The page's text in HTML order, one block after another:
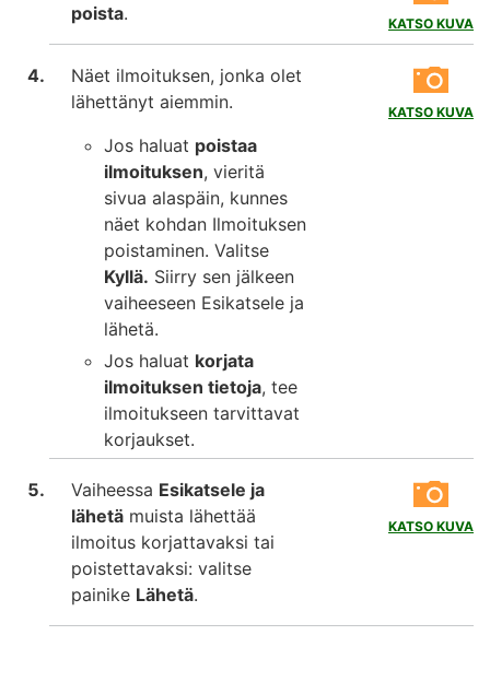
KATSO KUVA
poista.
KATSO KUVA
Näet ilmoituksen, jonka olet
lähettänyt aiemmin.
Jos haluat poistaa
ilmoituksen, vieritä
sivua alaspäin, kunnes
näet kohdan Ilmoituksen
poistaminen. Valitse
Kyllä. Siirry sen jälkeen
vaiheeseen Esikatsele ja
lähetä.
Jos haluat korjata
ilmoituksen tietoja, tee
ilmoitukseen tarvittavat
korjaukset.
KATSO KUVA
Vaiheessa Esikatsele ja
lähetä muista lähettää
ilmoitus korjattavaksi tai
poistettavaksi: valitse
painike Lähetä.